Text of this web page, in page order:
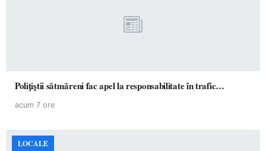
Polițiștii sătmăreni fac apel la responsabilitate în trafic…
acum 7 ore
LOCALE